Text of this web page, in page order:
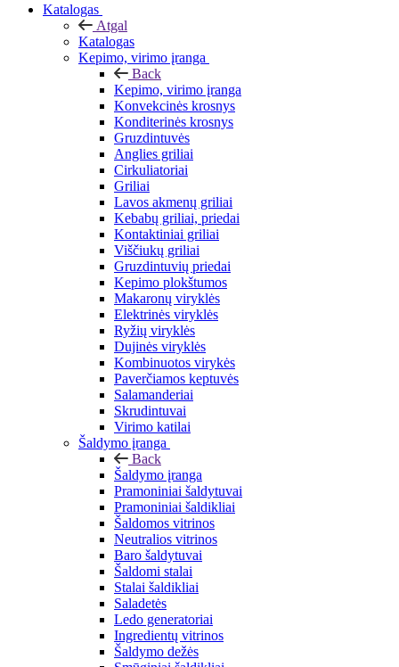
Katalogas
Atgal
Katalogas
Kepimo, virimo įranga
Back
Kepimo, virimo įranga
Konvekcinės krosnys
Konditerinės krosnys
Gruzdintuvės
Anglies griliai
Cirkuliatoriai
Griliai
Lavos akmenų griliai
Kebabų griliai, priedai
Kontaktiniai griliai
Viščiukų griliai
Gruzdintuvių priedai
Kepimo plokštumos
Makaronų viryklės
Elektrinės viryklės
Ryžių viryklės
Dujinės viryklės
Kombinuotos virykės
Paverčiamos keptuvės
Salamanderiai
Skrudintuvai
Virimo katilai
Šaldymo įranga
Back
Šaldymo įranga
Pramoniniai šaldytuvai
Pramoniniai šaldikliai
Šaldomos vitrinos
Neutralios vitrinos
Baro šaldytuvai
Šaldomi stalai
Stalai šaldikliai
Saladetės
Ledo generatoriai
Ingredientų vitrinos
Šaldymo dežės